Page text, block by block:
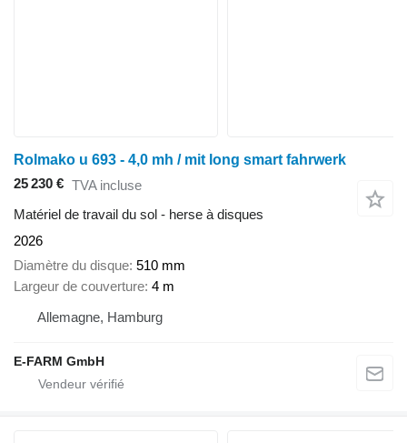
Rolmako u 693 - 4,0 mh / mit long smart fahrwerk
25 230 € TVA incluse
Matériel de travail du sol - herse à disques
2026
Diamètre du disque 510 mm
Largeur de couverture 4 m
Allemagne, Hamburg
E-FARM GmbH